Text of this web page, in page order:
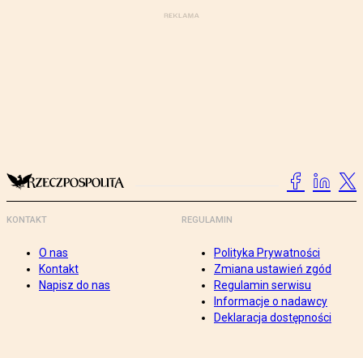
KONTAKT
O nas
Kontakt
Napisz do nas
REGULAMIN
Polityka Prywatności
Zmiana ustawień zgód
Regulamin serwisu
Informacje o nadawcy
Deklaracja dostępności